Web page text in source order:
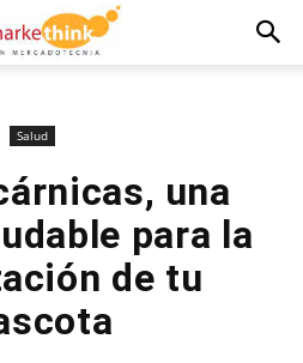
Salud
una
para la
de tu